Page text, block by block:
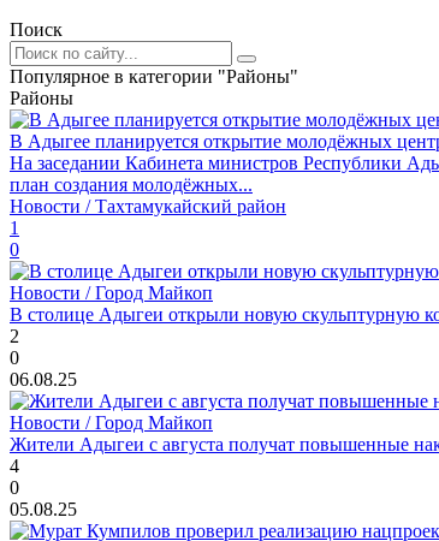
Поиск
Популярное в категории "Районы"
Районы
В Адыгее планируется открытие молодёжных
На заседании Кабинета министров Республики
план создания молодёжных...
Новости / Тахтамукайский район
1
0
Новости / Город Майкоп
В столице Адыгеи открыли новую скульптурную
2
0
06.08.25
Новости / Город Майкоп
Жители Адыгеи с августа получат повышенные
4
0
05.08.25